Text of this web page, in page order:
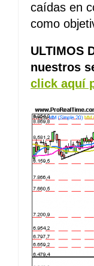
caídas en
como
ULTIMOS
nuestros
click aquí